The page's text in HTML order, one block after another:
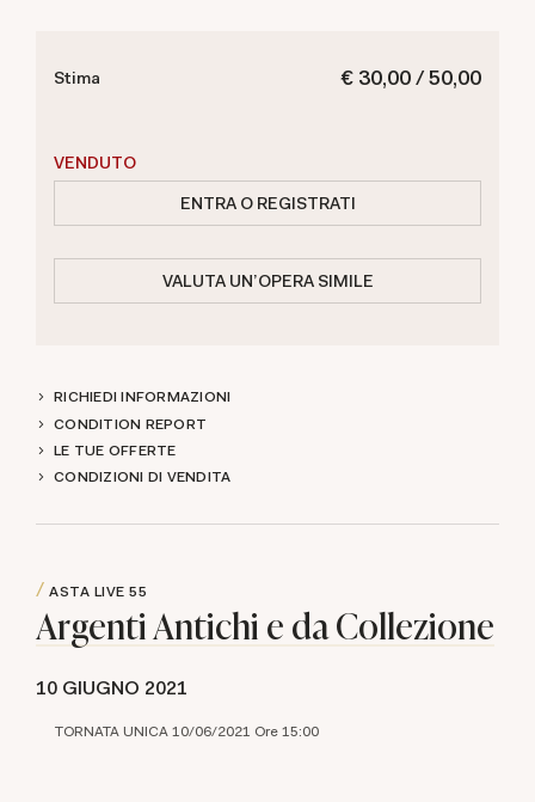
€ 30,00 / 50,00
Stima
VENDUTO
ENTRA O REGISTRATI
VALUTA UN'OPERA SIMILE
RICHIEDI INFORMAZIONI
CONDITION REPORT
LE TUE OFFERTE
CONDIZIONI DI VENDITA
ASTA LIVE 55
Argenti Antichi e da Collezione
10 GIUGNO 2021
TORNATA UNICA 10/06/2021 Ore 15:00